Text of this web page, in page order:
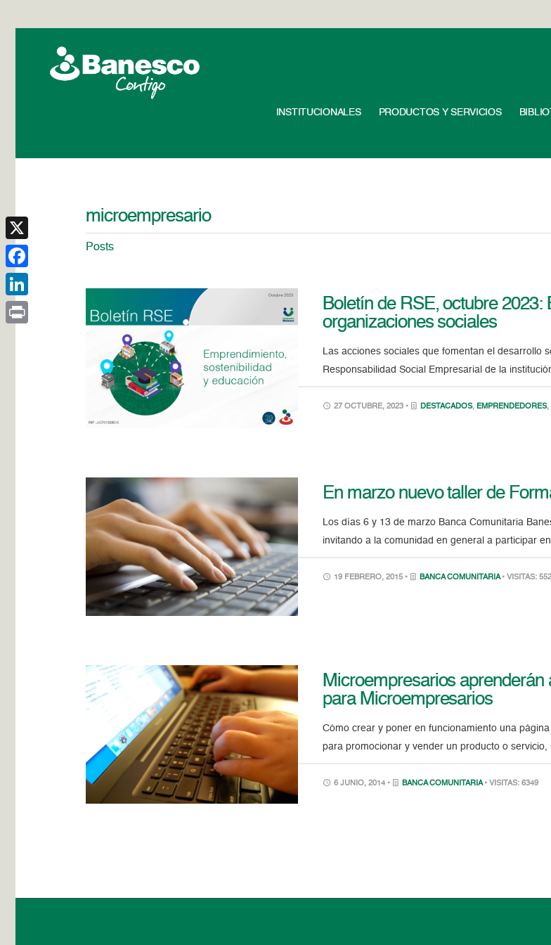
INSTITUCIONALES PRODUCTOS Y SERVICIOS
microempresario
Posts
Boletín de RSE, octubre
organizaciones sociales
Las acciones sociales que fomentan el desarrollo
Responsabilidad Social Empresarial de la
27 OCTUBRE, 2023 • DESTACADOS, EMPRENDEDORES,
En marzo nuevo taller de
Los días 6 y 13 de marzo Banca Comunitaria
invitando a la comunidad en general a participar
19 FEBRERO, 2015 • BANCA COMUNITARIA • VISITAS:
Microempresarios
para Microempresarios
Cómo crear y poner en funcionamiento una
para promocionar y vender un producto o
6 JUNIO, 2014 • BANCA COMUNITARIA • VISITAS: 6349
X
Facebook
LinkedIn